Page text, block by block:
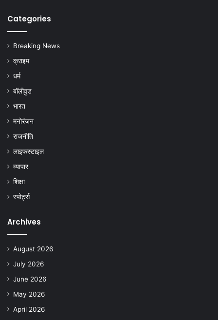
Categories
Breaking News
क्राइम
धर्म
बॉलीवुड
भारत
मनोरंजन
राजनीति
लाइफस्टाइल
व्यापार
शिक्षा
स्पोर्ट्स
Archives
August 2026
July 2026
June 2026
May 2026
April 2026